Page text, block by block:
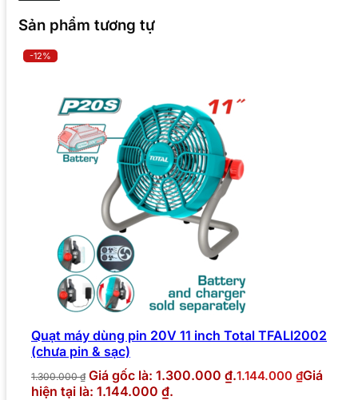
Sản phẩm tương tự
-12%
Quạt máy dùng pin 20V 11 inch Total TFALI2002
(chưa pin & sạc)
1.300.000₫ Giá gốc là: 1.300.000 ₫.1.144.000 ₫Giá
hiện tại là: 1.144.000 ₫.